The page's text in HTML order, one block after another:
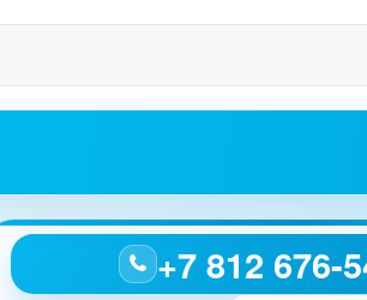
+7 812 676-